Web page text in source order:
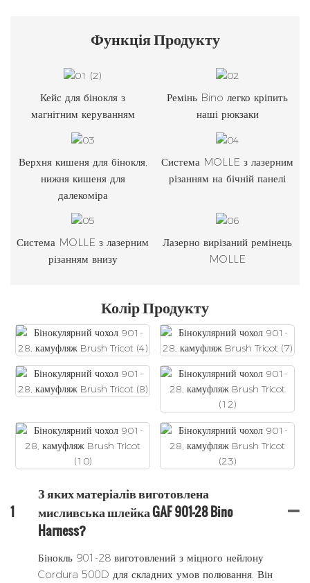
ФункціяПродукту
Кейс для бінокля з
магнітним керуванням
Ремінь Bino легко кріпить
наші рюкзаки
Верхня кишеня для бінокля,
нижня кишеня для
далекоміра
Система MOLLE з лазерним
різанням на бічній панелі
Система MOLLE з лазерним
різанням внизу
Лазерно вирізаний ремінець
MOLLE
Колір Продукту
1
З яких матеріалів виготовлена ​​
мисливська шлейка GAF 901-28 Bino
Harness?
Бінокль 901-28 виготовлений з міцного нейлону
Cordura 500D для складних умов полювання. Він